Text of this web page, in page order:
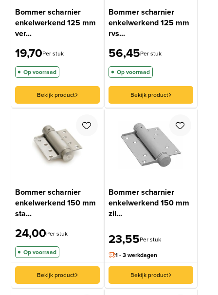
Bommer scharnier
enkelwerkend 125 mm
ver...
19,70Per stuk
Op voorraad
Bekijk product
Bommer scharnier
enkelwerkend 125 mm
rvs...
56,45Per stuk
Op voorraad
Bekijk product
Bommer scharnier
enkelwerkend 150 mm
sta...
24,00Per stuk
Op voorraad
Bekijk product
Bommer scharnier
enkelwerkend 150 mm
zil...
23,55Per stuk
1 - 3 werkdagen
Bekijk product